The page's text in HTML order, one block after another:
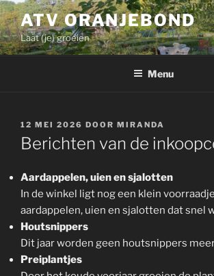
Ga
naar
de
inhoud
ATV ORANJEBOND
Laat (je) groeien
Menu
GEPLAATST
OP
12 MEI 2026 DOOR MIRANDA
Berichten van de
Aardappelen, uien en sjalotten
In de winkel ligt nog een klein
aardappelen, uien en sjalotten dat snel
Houtsnippers
Dit jaar worden geen houtsnippers
Preiplantjes